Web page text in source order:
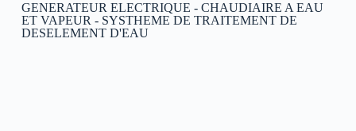
GENERATEUR ELECTRIQUE - CHAUDIAIRE A EAU
ET VAPEUR - SYSTHEME DE TRAITEMENT DE
DESELEMENT D'EAU